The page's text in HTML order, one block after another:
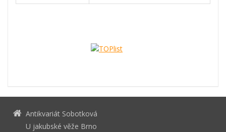
Antikvariát Sobotková
U jakubské věže Brno